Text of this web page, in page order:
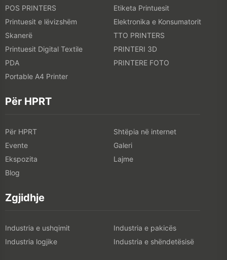
POS PRINTERS
Etiketa Printuesit
Printuesit e lëvizshëm
Elektronika e Konsumatorit
Skanerë
TTO PRINTERS
Printuesit Digital Textile
PRINTERI 3D
PDA
PRINTERE FOTO
Portable A4 Printer
Për HPRT
Për HPRT
Shtëpia në internet
Evente
Galeri
Ekspozita
Lajme
Blog
Zgjidhje
Industria e ushqimit
Industria e pakicës
Industria logjike
Industria e shëndetësisë